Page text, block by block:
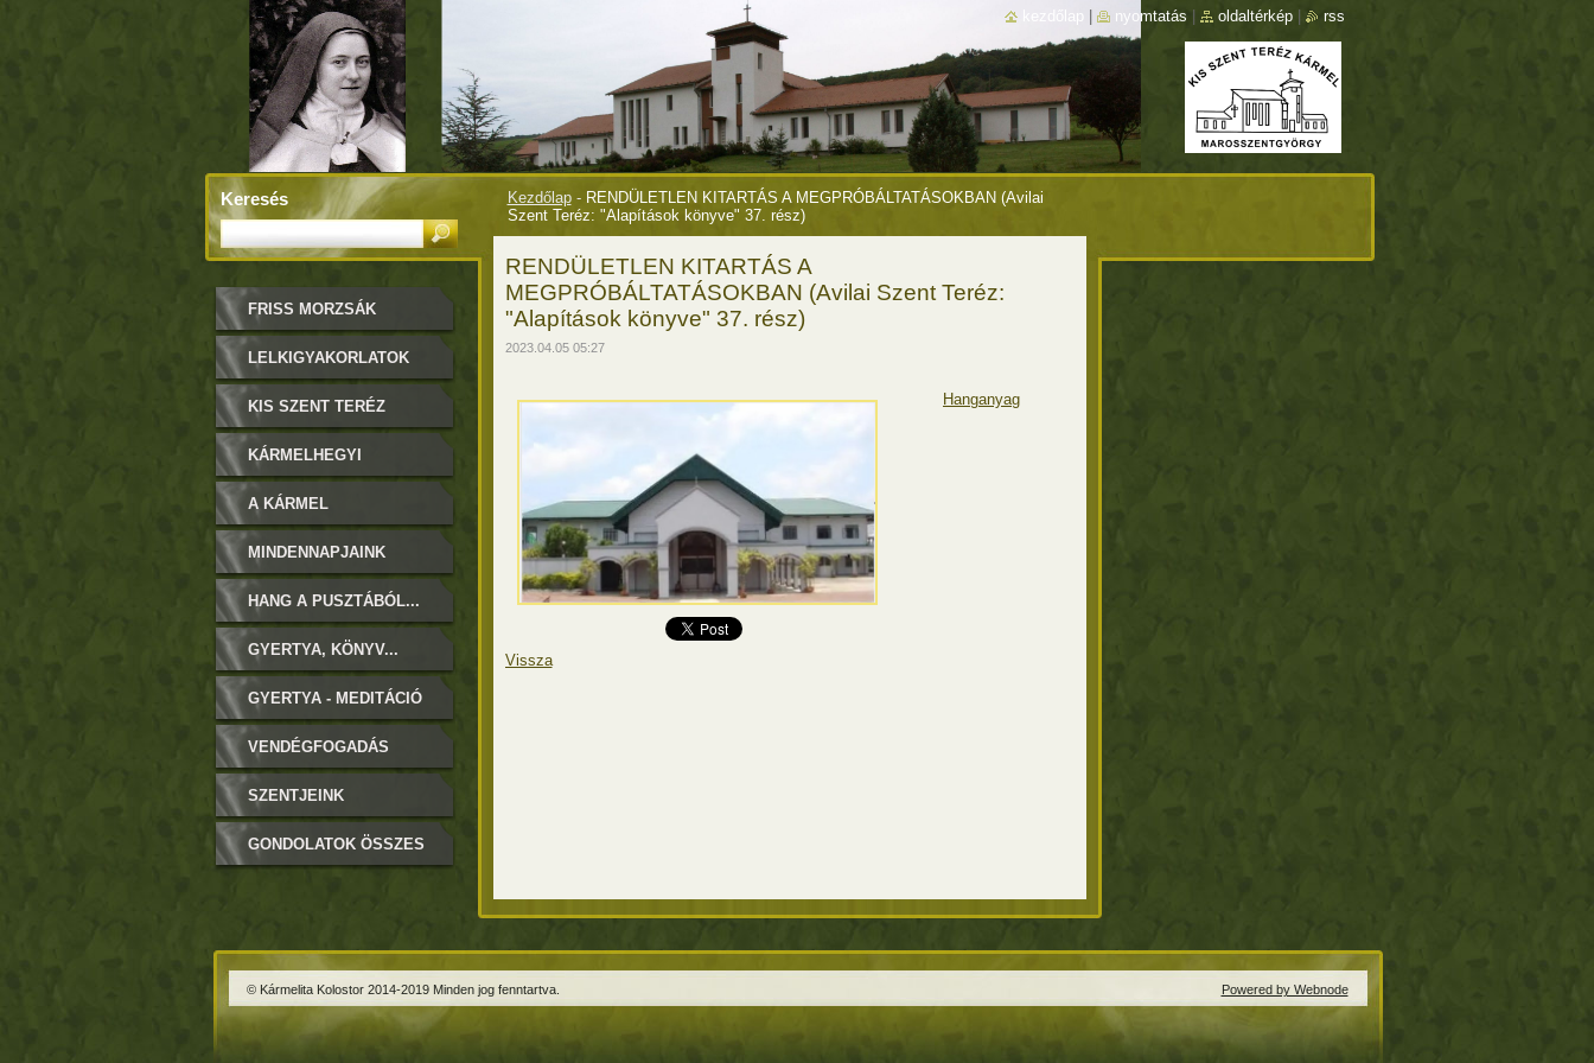
Kezdőlap - RENDÜLETLEN KITARTÁS A MEGPRÓBÁLTATÁSOKBAN (Avilai
Szent Teréz: "Alapítások könyve" 37. rész)
RENDÜLETLEN KITARTÁS A
MEGPRÓBÁLTATÁSOKBAN (Avilai Szent Teréz:
"Alapítások könyve" 37. rész)
2023.04.05 05:27
Hanganyag
Vissza
FRISS MORZSÁK
LELKIGYAKORLATOK
KIS SZENT TERÉZ
KÁRMELHEGYI
BOLDOGASSZONY
A KÁRMEL
MINDENNAPJAINK
HANG A PUSZTÁBÓL...
GYERTYA, KÖNYV...
GYERTYA - MEDITÁCIÓ
VENDÉGFOGADÁS
SZENTJEINK
GONDOLATOK ÖSSZES
Keresés
kezdőlap nyomtatás oldaltérkép rss
© Kármelita Kolostor 2014-2019 Minden jog fenntartva. Powered by Webnode